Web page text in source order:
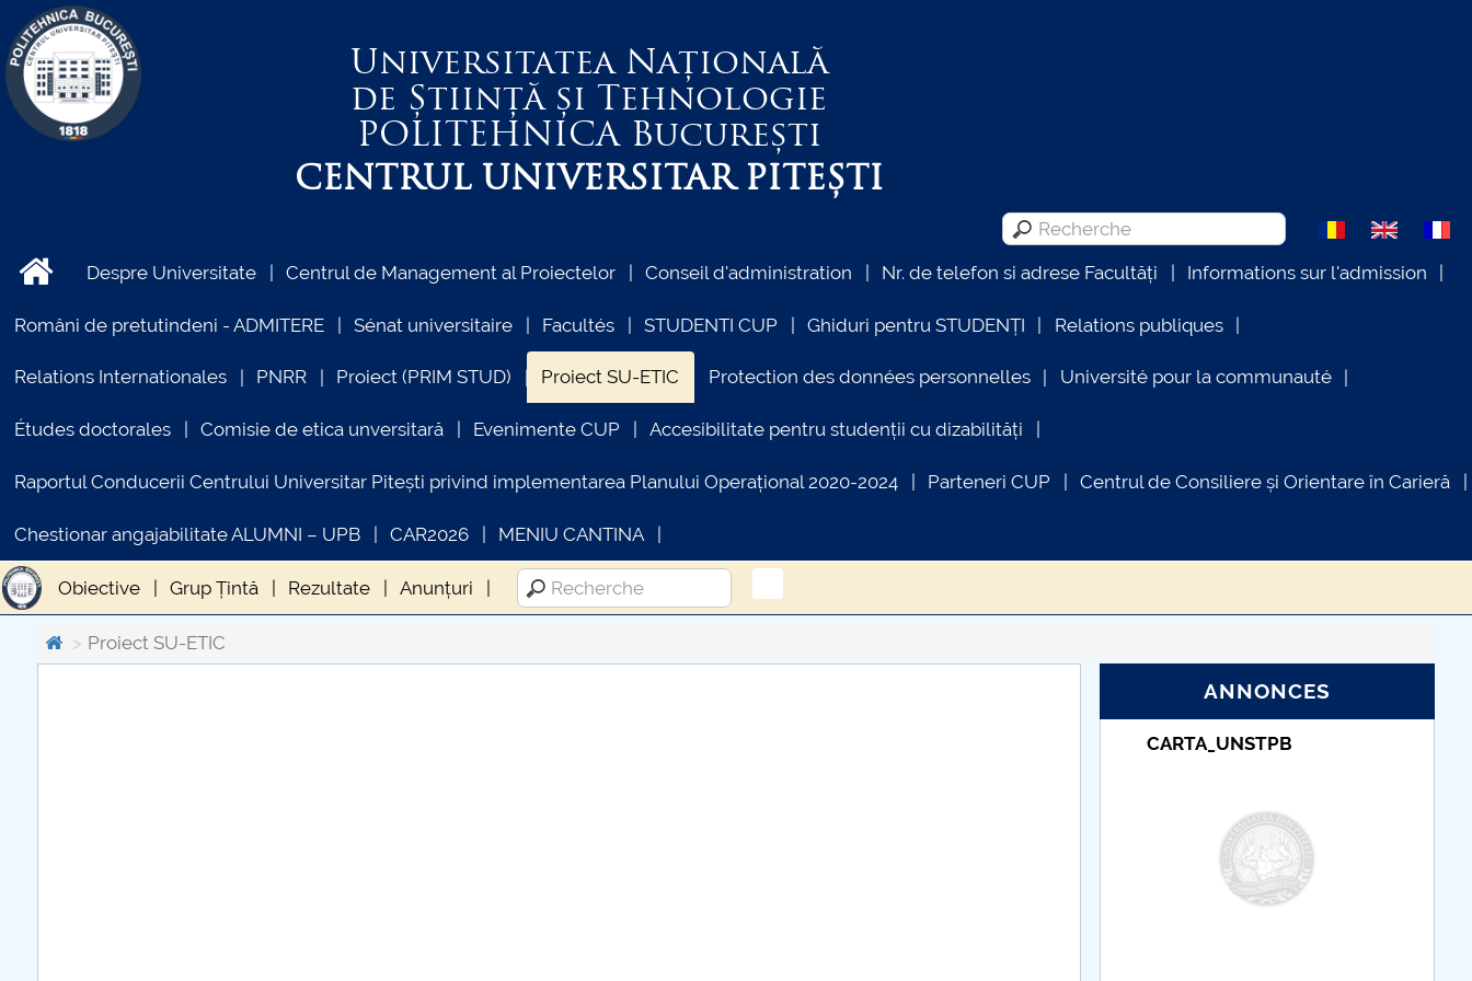
Universitatea Națională
de Știință și Tehnologie
POLITEHNICABucurești
CENTRUL UNIVERSITAR PITEȘTI
Despre Universitate Centrul de Management al Proiectelor Conseil d'administration Nr. de telefon si adrese Facultăți Informations sur l'admission
Români de pretutindeni - ADMITERE Sénat universitaire Facultés STUDENTI CUP Ghiduri pentru STUDENȚI Relations publiques
Relations Internationales PNRR Proiect (PRIM STUD) Proiect SU-ETIC Protection des données personnelles Université pour la communauté
Études doctorales Comisie de etica unversitară Evenimente CUP Accesibilitate pentru studenții cu dizabilități
Raportul Conducerii Centrului Universitar Pitești privind implementarea Planului Operațional 2020-2024 Parteneri CUP Centrul de Consiliere și Orientare în Carieră
Chestionar angajabilitate ALUMNI – UPB CAR2026 MENIU CANTINA
Obiective Grup Țintă Rezultate Anunțuri
Proiect SU-ETIC
ANNONCES
Taxe de școlarizare